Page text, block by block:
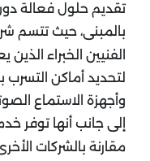
تقديم حلول فعالة دون
بالمبنى، حيث تتسم
الفنيين الخبراء
لتحديد أماكن التسرب
وأجهزة الاستماع
إلى جانب أنها توفر
مقارنة بالشركات